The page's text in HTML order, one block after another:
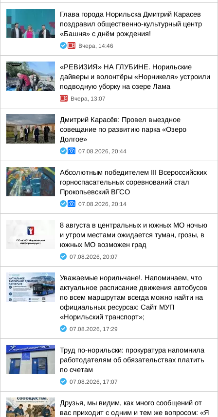
Глава города Норильска Дмитрий Карасев
поздравил общественно-культурный центр
«Башня» с днём рождения!
Вчера, 14:46
«РЕВИЗИЯ» НА ГЛУБИНЕ. Норильские
дайверы и волонтёры «Норникеля» устроили
подводную уборку на озере Лама
Вчера, 13:07
Дмитрий Карасёв: Провел выездное
совещание по развитию парка «Озеро
Долгое»
07.08.2026, 20:44
Абсолютным победителем III Всероссийских
горноспасательных соревнований стал
Прокопьевский ВГСО
07.08.2026, 20:14
8 августа в центральных и южных МО ночью
и утром местами ожидается туман, грозы, в
южных МО возможен град
07.08.2026, 20:07
Уважаемые норильчане!. Напоминаем, что
актуальное расписание движения автобусов
по всем маршрутам всегда можно найти на
официальных ресурсах: Сайт МУП
«Норильский транспорт»;
07.08.2026, 17:29
Труд по-норильски: прокуратура напомнила
работодателям об обязательствах платить
по счетам
07.08.2026, 17:07
Друзья, мы видим, как много сообщений от
вас приходит с одним и тем же вопросом: «Я